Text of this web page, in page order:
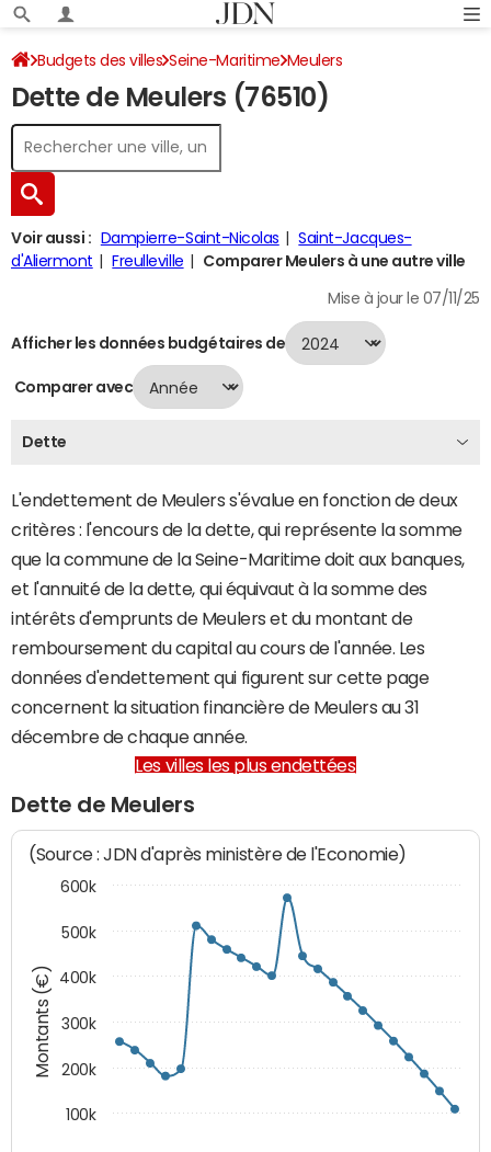
Budgets des villes Seine-Maritime Meulers
Dette au 31/12/2024
Dette de Meulers (76510)
Voir aussi : Dampierre-Saint-Nicolas
Saint-Jacques-
d'Aliermont
Freulleville Comparer Meulers à une autre ville
Mise à jour le 07/11/25
Afficher les données budgétaires de
Comparer avec
Dette
L'endettement de Meulers s'évalue en fonction de deux
critères : l'encours de la dette, qui représente la somme
que la commune de la Seine-Maritime doit aux banques,
et l'annuité de la dette, qui équivaut à la somme des
intérêts d'emprunts de Meulers et du montant de
remboursement du capital au cours de l'année. Les
données d'endettement qui figurent sur cette page
concernent la situation financière de Meulers au 31
décembre de chaque année.
Les villes les plus endettées
Dette de Meulers
Montants (€)
(Source : JDN d'après ministère de l'Economie)
100k
200k
300k
400k
500k
600k